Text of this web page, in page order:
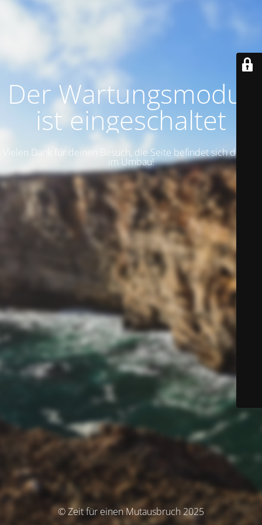
Der Wartungsmodus
ist eingeschaltet
Vielen Dank für deinen Besuch, die Seite befindet sich derzeit
im Umbau!
© Zeit für einen Mutausbruch 2025